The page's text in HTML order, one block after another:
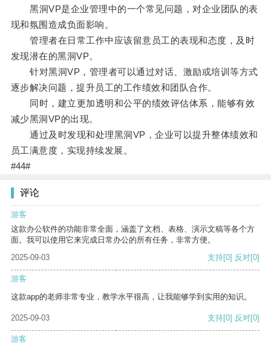
黑洞VP是企业管理中的一个常见问题，对企业团队的表
现和氛围造成负面影响。
管理者在日常工作中应该留意员工的表现和态度，及时
发现潜在的黑洞VP。
针对黑洞VP，管理者可以通过对话、激励或培训等方式
逐步解决问题，提升员工的工作绩效和团队合作。
同时，建立更加透明和公平的绩效评估体系，能够有效
减少黑洞VP的出现。
通过及时发现和处理黑洞VP，企业可以提升整体绩效和
员工满意度，实现持续发展。
#44#
评论
游客
这款办公软件的功能非常全面，涵盖了文档、表格、演示文稿等各个方
面。我可以使用它来完成日常办公的所有任务，非常方便。
2025-09-03
支持[0] 反对[0]
游客
这款app的老师非常专业，教学水平很高，让我能够学到实用的知识。
2025-09-03 支持[0] 反对[0]
游客